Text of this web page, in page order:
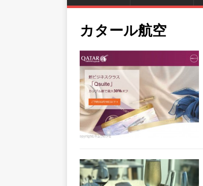
カタール航空